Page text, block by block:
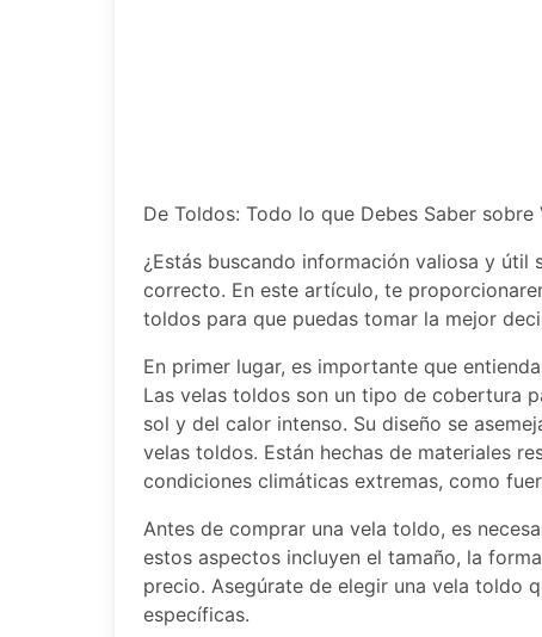
De Toldos: Todo lo que Debes Saber sobre
¿Estás buscando información valiosa y útil
correcto. En este artículo, te
toldos para que puedas tomar la mejor
En primer lugar, es importante que
Las velas toldos son un tipo de cobertura
sol y del calor intenso. Su diseño se
velas toldos. Están hechas de materiales
condiciones climáticas extremas, como
Antes de comprar una vela toldo, es
estos aspectos incluyen el tamaño, la
precio. Asegúrate de elegir una vela toldo
específicas.